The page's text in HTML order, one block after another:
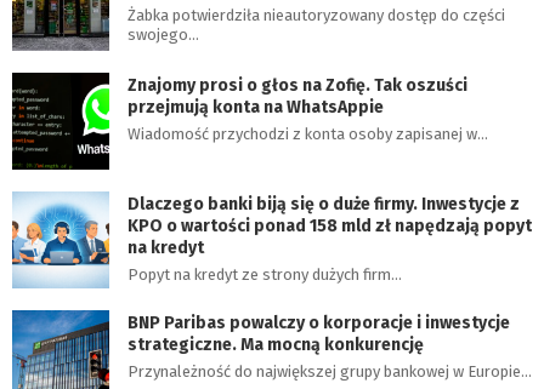
Żabka potwierdziła nieautoryzowany dostęp do części
swojego…
Znajomy prosi o głos na Zofię. Tak oszuści
przejmują konta na WhatsAppie
Wiadomość przychodzi z konta osoby zapisanej w…
Dlaczego banki biją się o duże firmy. Inwestycje z
KPO o wartości ponad 158 mld zł napędzają popyt
na kredyt
Popyt na kredyt ze strony dużych firm…
BNP Paribas powalczy o korporacje i inwestycje
strategiczne. Ma mocną konkurencję
Przynależność do największej grupy bankowej w Europie…